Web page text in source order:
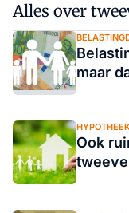
Alles over
maar
Ook